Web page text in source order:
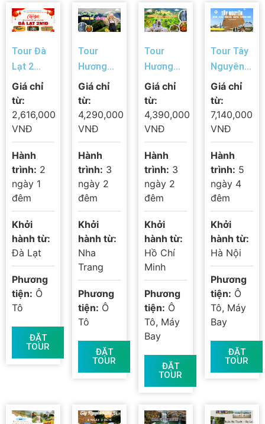
Tour Đà
Lạt 2
Ngày 1
Đêm Tết
Âm Lịch
2026 |
Săn Mây
– Check-
in Hoa Đà
Lạt
Giá chỉ
từ:
2,616,000
VNĐ
Hành
trình: 2
ngày 1
đêm
Khởi
hành từ:
Đà Lạt
Phương
tiện: Ô
Tô
ĐẶT
TOUR
Tour
Hương
Trà – Sắc
Hoa Cao
Nguyên
3N2D |
NHA
TRANG –
BẢO LỘC
– ĐÀ
LẠT- NHA
TRANG
Giá chỉ
từ:
4,290,000
VNĐ
Hành
trình: 3
ngày 2
đêm
Khởi
hành từ:
Nha
Trang
Phương
tiện: Ô
Tô
ĐẶT
TOUR
Tour
Hương
Trà – Sắc
Hoa Cao
Nguyên
3N2Đ | TP
HỒ CHÍ
MINH –
BẢO LỘC
– ĐÀ LẠT
– TP HỒ
CHÍ MINH
Giá chỉ
từ:
4,390,000
VNĐ
Hành
trình: 3
ngày 2
đêm
Khởi
hành từ:
Hồ Chí
Minh
Phương
tiện: Ô
Tô, Máy
Bay
ĐẶT
TOUR
Tour Tây
Nguyên
5N4Đ: Hà
Nội –
Pleiku –
Măng
Đen –
Kontum –
Buôn Ma
Thuột
Giá chỉ
từ:
7,140,000
VNĐ
Hành
trình: 5
ngày 4
đêm
Khởi
hành từ:
Hà Nội
Phương
tiện: Ô
Tô, Máy
Bay
ĐẶT
TOUR